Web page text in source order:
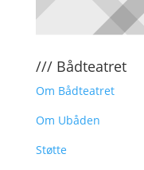
/// Bådteatret
Om Bådteatret
Om Ubåden
Støtte